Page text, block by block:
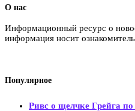
О нас
Информационный ресурс о
информация носит
Популярное
Ривс о щелчке Грейга